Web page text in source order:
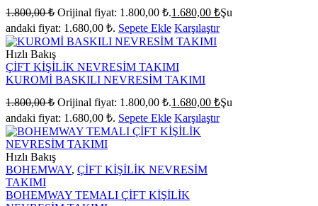
1.800,00₺ Orijinal fiyat: 1.800,00 ₺.1.680,00 ₺Şu
andaki fiyat: 1.680,00 ₺. Sepete Ekle Karşılaştır
Hızlı Bakış
ÇİFT KİŞİLİK NEVRESİM TAKIMI
KUROMİ BASKILI NEVRESİM TAKIMI
1.800,00₺ Orijinal fiyat: 1.800,00 ₺.1.680,00 ₺Şu
andaki fiyat: 1.680,00 ₺. Sepete Ekle Karşılaştır
Hızlı Bakış
BOHEMWAY, ÇİFT KİŞİLİK NEVRESİM
TAKIMI
BOHEMWAY TEMALI ÇİFT KİŞİLİK